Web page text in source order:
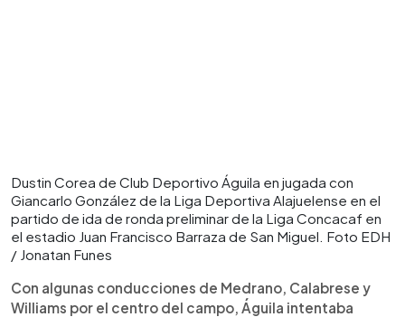
Dustin Corea de Club Deportivo Águila en jugada con
Giancarlo González de la Liga Deportiva Alajuelense en el
partido de ida de ronda preliminar de la Liga Concacaf en
el estadio Juan Francisco Barraza de San Miguel. Foto EDH
/ Jonatan Funes
Con algunas conducciones de Medrano, Calabrese y
Williams por el centro del campo, Águila intentaba